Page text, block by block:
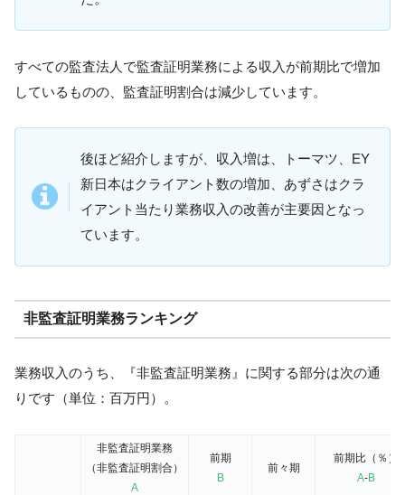
すべての監査法人で監査証明業務による収入が前期比で増加
しているものの、監査証明割合は減少しています。
後ほど紹介しますが、収入増は、トーマツ、EY
新日本はクライアント数の増加、あずさはクラ
イアント当たり業務収入の改善が主要因となっ
ています。
非監査証明業務ランキング
業務収入のうち、『非監査証明業務』に関する部分は次の通
りです（単位：百万円）。
非監査証明業務
（非監査証明割合）
A
前期
B
前々期
前期比（％）
A-B